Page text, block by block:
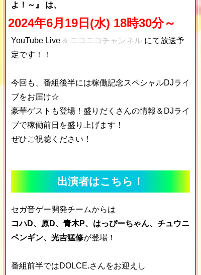
よ！～』 は、
2024年6月19日(水) 18時30分～
YouTube Live& ニコニコチャンネル にて放送予
定です！！
今回も、番組後半には稼働記念スペシャルDJライ
ブをお届け☆
豪華ゲストも登場！盛りだくさんの情報＆DJライ
ブで稼働前日を盛り上げます！
ぜひご視聴ください！
出演者はこちら！
セガ音ゲー開発チームからは
コハD、原D、青木P、はっぴーちゃん、チュウニ
ペンギン、光吉猛修が登場！
番組前半ではDOLCE.さんをお迎えし